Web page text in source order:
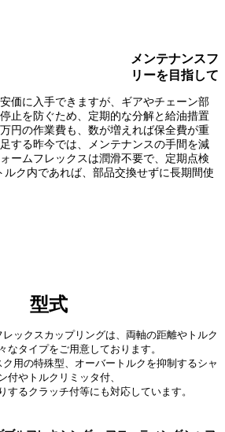
メンテナンスフ
リーを目指して
価に入手できますが、ギアやチェーン部
止を防ぐため、定期的な分解と給油措置
円の作業費も、数が増えれば保全費が重
する昨今では、メンテナンスの手間を減
ームフレックスは潤滑不要で、定期点検
ルク内であれば、部品交換せずに長期間使
型式
ックスカップリングは、両軸の距離やトルク
なタイプをご用意しております。
用の特殊型、オーバートルクを抑制するシャ
付やトルクリミッタ付、
するクラッチ付等にも対応しています。